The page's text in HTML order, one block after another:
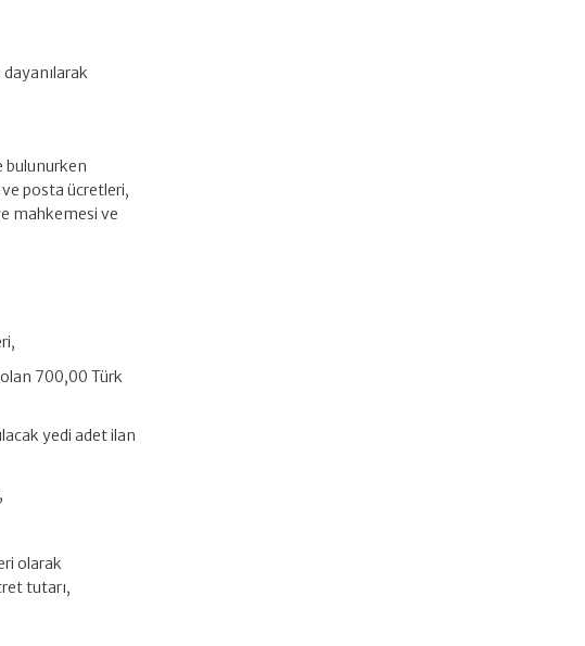
bulunurken
posta ücretleri,
mahkemesi ve
700,00 Türk
yedi adet ilan
olarak
tutarı,